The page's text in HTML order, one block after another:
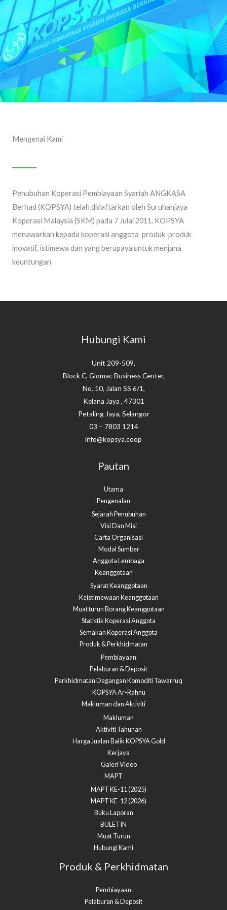
Mengenai Kami
Penubuhan Koperasi Pembiayaan Syariah ANGKASA
Berhad (KOPSYA) telah didaftarkan oleh Suruhanjaya
Koperasi Malaysia (SKM) pada 7 Julai 2011. KOPSYA
menawarkan kepada koperasi anggota produk-produk
inovatif, istimewa dan yang berupaya untuk menjana
keuntungan
Hubungi Kami
Unit 209-509,
Block C, Glomac Business Center,
No. 10, Jalan SS 6/1,
Kelana Jaya , 47301
Petaling Jaya, Selangor
03 – 7803 1214
info@kopsya.coop
Pautan
Utama
Pengenalan
Sejarah Penubuhan
Visi Dan Misi
Carta Organisasi
Modal Sumber
Anggota Lembaga
Keanggotaan
Syarat Keanggotaan
Keistimewaan Keanggotaan
Muat turun Borang Keanggotaan
Statistik Koperasi Anggota
Semakan Koperasi Anggota​
Produk & Perkhidmatan
Pembiayaan
Pelaburan & Deposit
Perkhidmatan Dagangan Komoditi Tawarruq
KOPSYA Ar-Rahnu
Makluman dan Aktiviti
Makluman
Aktiviti Tahunan
Harga Jualan Balik KOPSYA Gold
Kerjaya
Galeri Video
MAPT
MAPT KE-11 (2025)
MAPT KE-12 (2026)
Buku Laporan
BULETIN
Muat Turun
Hubungi Kami
Produk & Perkhidmatan
Pembiayaan
Pelaburan & Deposit